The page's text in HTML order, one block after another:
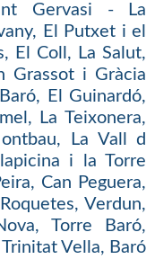
Gervasi - La
El Putxet i el
El Coll, La Salut,
Grassot i Gràcia
El Guinardó,
La Teixonera,
La Vall d
i la Torre
Can Peguera,
Verdun,
Torre Baró,
Vella, Baró